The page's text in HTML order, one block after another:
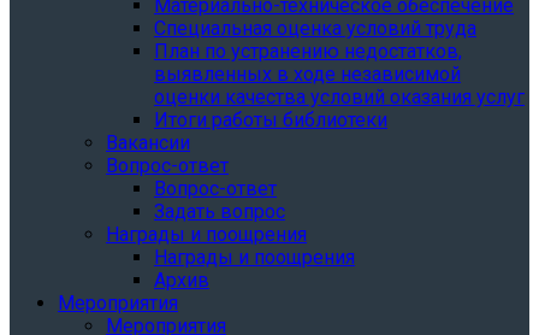
Материально-техническое обеспечение
Специальная оценка условий труда
План по устранению недостатков,
выявленных в ходе независимой
оценки качества условий оказания услуг
Итоги работы библиотеки
Вакансии
Вопрос-ответ
Вопрос-ответ
Задать вопрос
Награды и поощрения
Награды и поощрения
Архив
Мероприятия
Мероприятия